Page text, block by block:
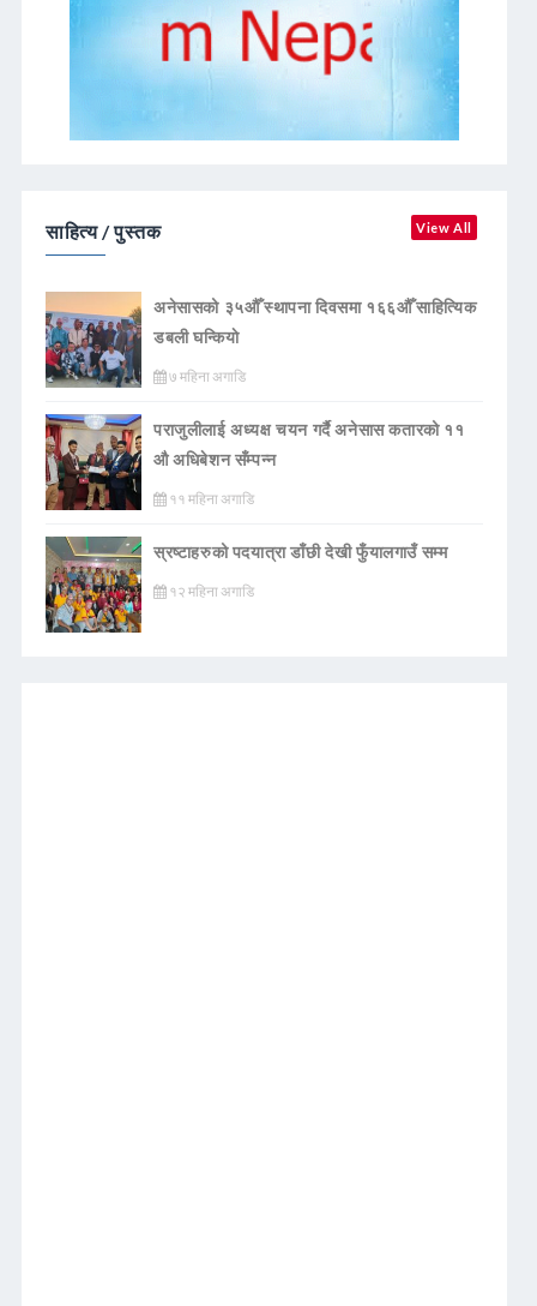
साहित्य / पुस्तक View All
अनेसासको ३५औँ स्थापना दिवसमा १६६औँ साहित्यिक
डबली घन्कियाे
७ महिना अगाडि
पराजुलीलाई अध्यक्ष चयन गर्दै अनेसास कतारको ११
औ अधिबेशन सँम्पन्न
११ महिना अगाडि
स्रष्टाहरुको पदयात्रा डाँछी देखी फुँयालगाउँ सम्म
१२ महिना अगाडि